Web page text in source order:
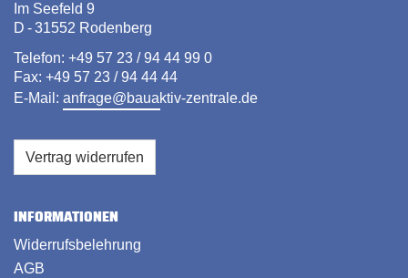
Im Seefeld 9
D - 31552 Rodenberg
Telefon: +49 57 23 / 94 44 99 0
Fax: +49 57 23 / 94 44 44
E-Mail: anfrage@bauaktiv-zentrale.de
Vertrag widerrufen
INFORMATIONEN
Widerrufsbelehrung
AGB